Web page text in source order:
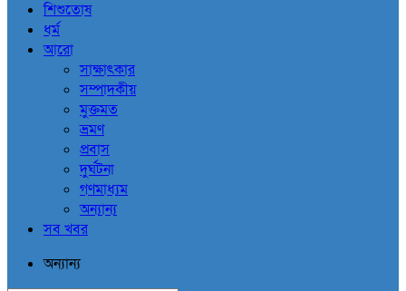
শিশুতোষ
ধর্ম
আরো
সাক্ষাৎকার
সম্পাদকীয়
মুক্তমত
ভ্রমণ
প্রবাস
দুর্ঘটনা
গণমাধ্যম
অন্যান্য
সব খবর
অন্যান্য